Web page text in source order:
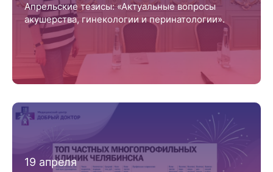
Апрельские тезисы: «Актуальные вопросы
акушерства, гинекологии и перинатологии».
19 апреля